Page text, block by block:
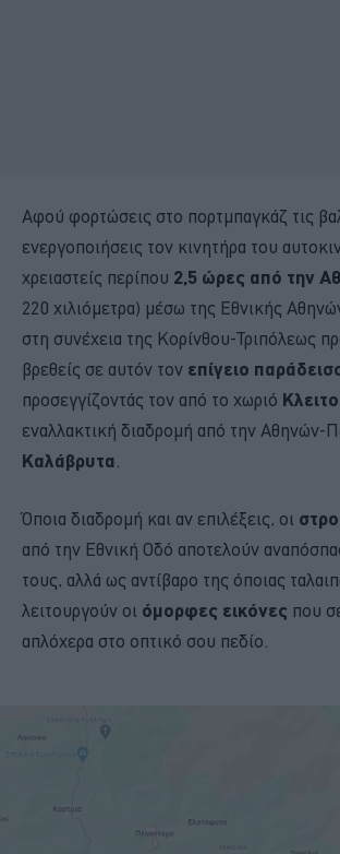
Αφού φορτώσεις στο πορτμπαγκάζ τις
ενεργοποιήσεις τον κινητήρα του
χρειαστείς περίπου 2,5 ώρες από την
220 χιλιόμετρα) μέσω της Εθνικής
στη συνέχεια της Κορίνθου-Τριπόλεως
βρεθείς σε αυτόν τον επίγειο
προσεγγίζοντάς τον από το χωριό
εναλλακτική διαδρομή από την Αθηνών-
Καλάβρυτα
Όποια διαδρομή και αν επιλέξεις, οι
από την Εθνική Οδό αποτελούν
τους, αλλά ως αντίβαρο της όποιας
λειτουργούν οι όμορφες εικόνες που
απλόχερα στο οπτικό σου πεδίο.